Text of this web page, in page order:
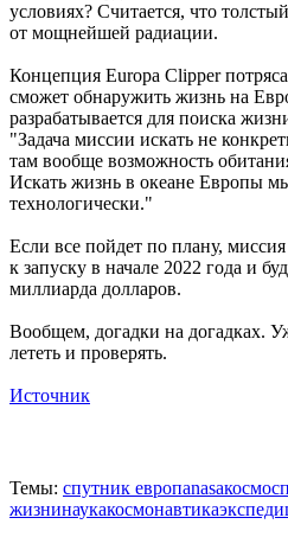
условиях? Считается, что
от мощнейшей радиации.
Концепция Europa Clipper
сможет обнаружить жизнь на
разрабатывается для поиска
"Задача миссии искать не
там вообще возможность
Искать жизнь в океане Европы
технологически."
Если все пойдет по плану,
к запуску в начале 2022 года и
миллиарда долларов.
Вообщем, догадки на догадках.
лететь и проверять.
Источник
Темы: спутник европаnasaкосмос
жизнинаукакосмонавтика